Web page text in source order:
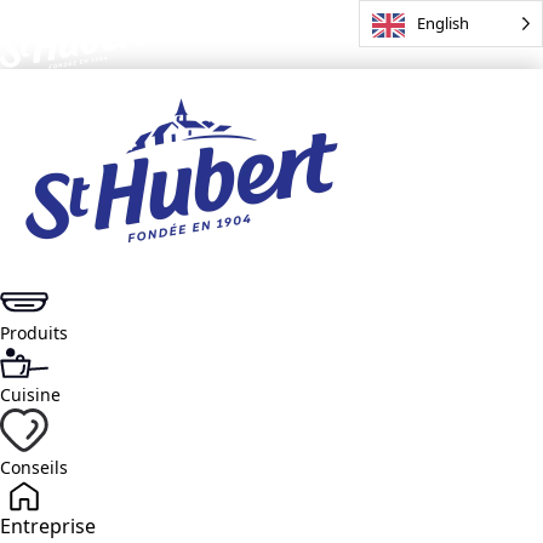
Produits
Cuisine
Conseils
Entreprise
English